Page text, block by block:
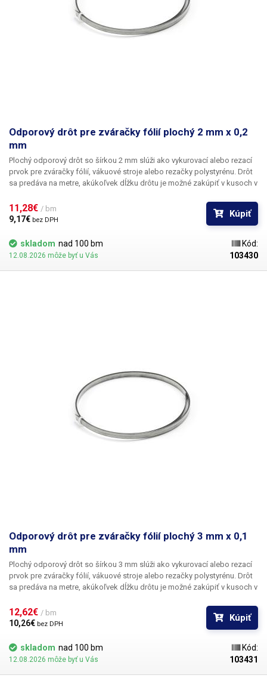
Odporový drôt pre zváračky fólií plochý 2 mm x 0,2
mm
Plochý odporový drôt so šírkou 2 mm slúži ako vykurovací alebo rezací
prvok pre zváračky fólií, vákuové stroje alebo rezačky polystyrénu.
sa predáva na metre, akúkoľvek dĺžku drôtu je možné zakúpiť v kusoch v
dodáva bez slučiek a úchytov.
11,28€ / bm
9,17€ bez DPH
Kúpiť
skladom nad 100 bm
12.08.2026 môže byť u Vás
Kód:
103430
Odporový drôt pre zváračky fólií plochý 3 mm x 0,1
mm
Plochý odporový drôt so šírkou 3 mm slúži ako vykurovací alebo rezací
prvok pre zváračky fólií, vákuové stroje alebo rezačky polystyrénu.
sa predáva na metre, akúkoľvek dĺžku drôtu je možné zakúpiť v kusoch v
dodáva bez slučiek a úchytov.
12,62€ / bm
10,26€ bez DPH
Kúpiť
skladom nad 100 bm
12.08.2026 môže byť u Vás
Kód:
103431